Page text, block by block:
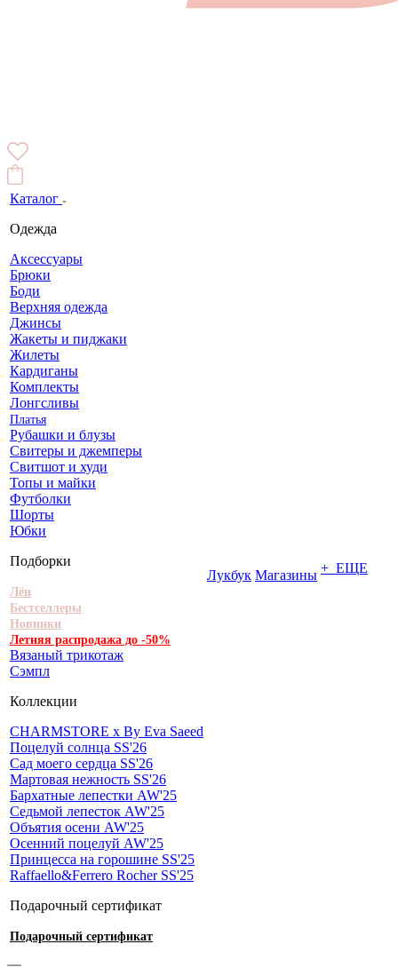
Каталог
Одежда
Аксессуары
Брюки
Боди
Верхняя одежда
Джинсы
Жакеты и пиджаки
Жилеты
Кардиганы
Комплекты
Лонгсливы
Платья
Рубашки и блузы
Свитеры и джемперы
Свитшот и худи
Топы и майки
Футболки
Шорты
Юбки
Подборки
Лён
Бестселлеры
Новинки
Летняя распродажа до -50%
Вязаный трикотаж
Сэмпл
Коллекции
CHARMSTORE х By Eva Saeed
Поцелуй солнца SS'26
Сад моего сердца SS'26
Мартовая нежность SS'26
Бархатные лепестки AW'25
Седьмой лепесток AW'25
Объятия осени AW'25
Осенний поцелуй AW'25
Принцесса на горошине SS'25
Raffaello&Ferrero Rocher SS'25
Подарочный сертификат
Подарочный сертификат
Лукбук Магазины + ЕЩЕ